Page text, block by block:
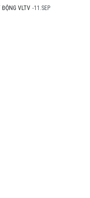
ĐỘNG VLTV 11.SEP